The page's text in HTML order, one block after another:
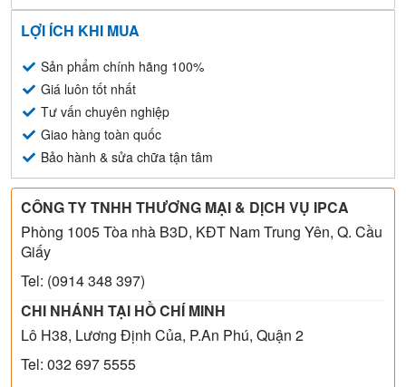
LỢI ÍCH KHI MUA
Sản phẩm chính hãng 100%
Giá luôn tốt nhất
Tư vấn chuyên nghiệp
Giao hàng toàn quốc
Bảo hành & sửa chữa tận tâm
CÔNG TY TNHH THƯƠNG MẠI & DỊCH VỤ IPCA
Phòng 1005 Tòa nhà B3D, KĐT Nam Trung Yên, Q. Cầu
Giấy
Tel: (0914 348 397)
CHI NHÁNH TẠI HỒ CHÍ MINH
Lô H38, Lương Định Của, P.An Phú, Quận 2
Tel: 032 697 5555